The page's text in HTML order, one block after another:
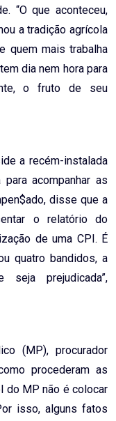
“O que aconteceu,
a tradição agrícola
quem mais trabalha
dia nem hora para
o fruto de seu
a recém-instalada
acompanhar as
disse que a
o relatório do
de uma CPI. É
quatro bandidos, a
prejudicada”,
(MP), procurador
procederam as
do MP não é colocar
isso, alguns fatos